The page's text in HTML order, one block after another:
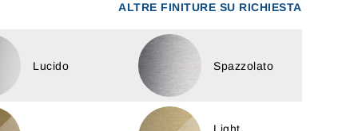
ALTRE FINITURE SU RICHIESTA
Lucido Spazzolato
Light